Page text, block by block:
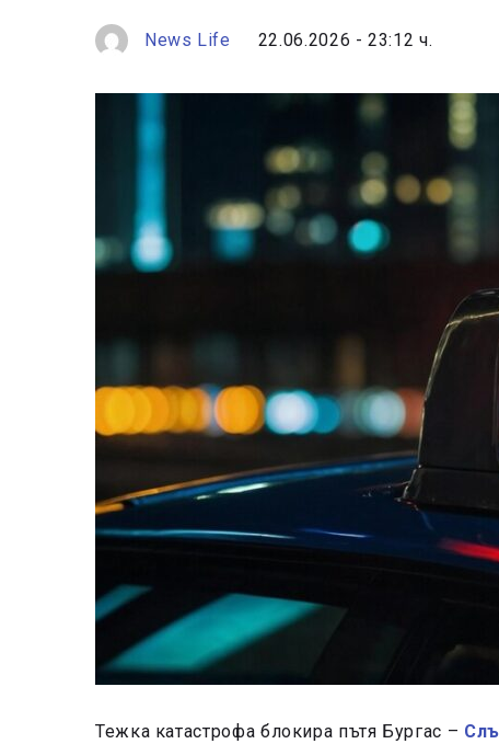
News Life 22.06.2026 - 23:12 ч.
Тежка катастрофа блокира пътя Бургас –